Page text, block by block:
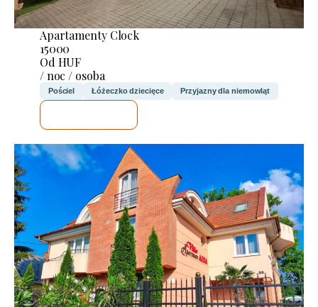
Apartamenty Clock
15000
Od HUF
/ noc / osoba
Pościel Łóżeczko dziecięce Przyjazny dla niemowląt